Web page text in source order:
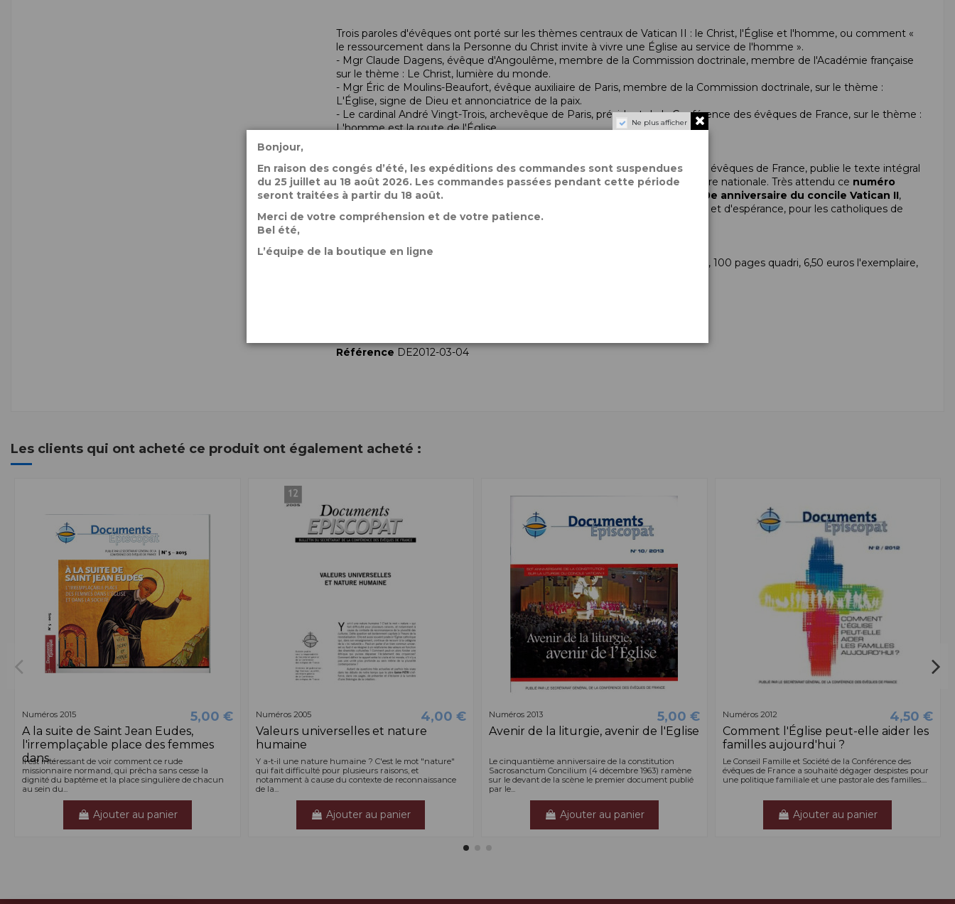
Trois paroles d'évêques ont porté sur les thèmes centraux de Vatican II : le Christ, l'Église et l'homme, ou comment «
le ressourcement dans la Personne du Christ invite à vivre une Église au service de l'homme ».
- Mgr Claude Dagens, évêque d'Angoulême, membre de la Commission doctrinale, membre de l'Académie française
sur le thème : Le Christ, lumière du monde.
- Mgr Éric de Moulins-Beaufort, évêque auxiliaire de Paris, membre de la Commission doctrinale, sur le thème :
L'Église, signe de Dieu et annonciatrice de la paix.
- Le cardinal André Vingt-Trois, archevêque de Paris, président de laConférence des évêques de France, sur le thème :
L'homme est la route de l'Église.
Documents Épiscopat, bulletin du secrétariat général de laConférence des évêques de France, publie le texte intégral
des paroles et interventions données au cours de cette formidable rencontre nationale. Très attendu ce numéro
exceptionnel de Documents Épiscopat, entièrement consacré au 50e anniversaire du concile Vatican II,
revient en textes et en images sur cet événement marquant, signe de joie et d'espérance, pour les catholiques de
France.
, paroles d'évêques », n°3-4/2012, 100 pages quadri, 6,50 euros l'exemplaire,
Référence DE2012-03-04
Les clients qui ont acheté ce produit ont également acheté :
Numéros 2015 5,00 €
A la suite de Saint Jean Eudes,
l'irremplaçable place des femmes
dans...
Il est intéressant de voir comment ce rude
missionnaire normand, qui prêcha sans cesse la
dignité du baptême et la place singulière de chacun
au sein du...
Ajouter au panier
Numéros 2005 4,00 €
Valeurs universelles et nature
humaine
Y a-t-il une nature humaine ? C'est le mot "nature"
qui fait difficulté pour plusieurs raisons, et
notamment à cause du contexte de reconnaissance
de la...
Ajouter au panier
Numéros 2013 5,00 €
Avenir de la liturgie, avenir de l'Eglise
Le cinquantième anniversaire de la constitution
Sacrosanctum Concilium (4 décembre 1963) ramène
sur le devant de la scène le premier document publié
par le...
Ajouter au panier
Numéros 2012 4,50 €
Comment l'Église peut-elle aider les
familles aujourd'hui ?
Le Conseil Famille et Société de la Conférence des
évêques de France a souhaité dégager despistes pour
une politique familiale et une pastorale des familles....
Ajouter au panier
Ne plus afficher
Bonjour,
En raison des congés d’été, les expéditions des commandes sont suspendues
du 25 juillet au 18 août 2026. Les commandes passées pendant cette période
seront traitées à partir du 18 août.
Merci de votre compréhension et de votre patience.
Bel été,
L’équipe de la boutique en ligne